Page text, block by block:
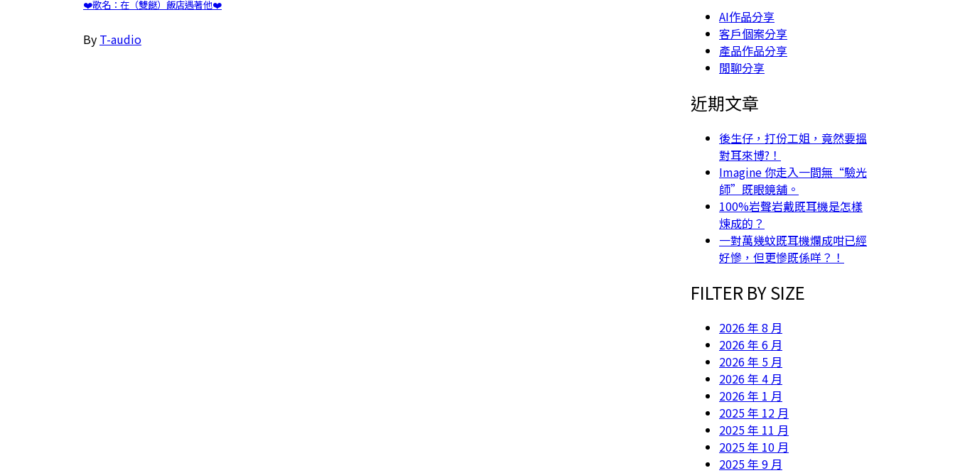
❤️歌名：在（雙餸）飯店遇著他❤️
By T-audio
AI作品分享
客戶個案分享
產品作品分享
閒聊分享
近期文章
後生仔，打份工姐，竟然要搵
對耳來博?！
Imagine 你走入一間無“驗光
師”既眼鏡舖。
100%岩聲岩戴既耳機是怎樣
煉成的？
一對萬幾蚊既耳機爛成咁已經
好慘，但更慘既係咩？！
FILTER BY SIZE
2026 年 8 月
2026 年 6 月
2026 年 5 月
2026 年 4 月
2026 年 1 月
2025 年 12 月
2025 年 11 月
2025 年 10 月
2025 年 9 月